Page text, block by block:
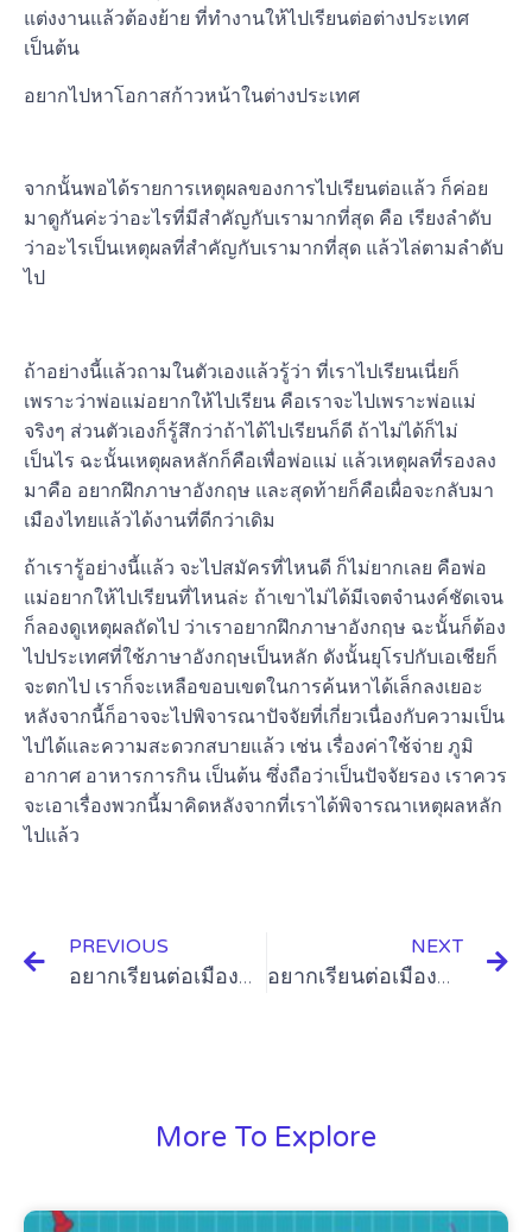
แต่งงานแล้วต้องย้าย ที่ทำงานให้ไปเรียนต่อต่างประเทศ
เป็นต้น
อยากไปหาโอกาสก้าวหน้าในต่างประเทศ
จากนั้นพอได้รายการเหตุผลของการไปเรียนต่อแล้ว ก็ค่อย
มาดูกันค่ะว่าอะไรที่มีสำคัญกับเรามากที่สุด คือ เรียงลำดับ
ว่าอะไรเป็นเหตุผลที่สำคัญกับเรามากที่สุด แล้วไล่ตามลำดับ
ไป
ถ้าอย่างนี้แล้วถามในตัวเองแล้วรู้ว่า ที่เราไปเรียนเนี่ยก็
เพราะว่าพ่อแม่อยากให้ไปเรียน คือเราจะไปเพราะพ่อแม่
จริงๆ ส่วนตัวเองก็รู้สึกว่าถ้าได้ไปเรียนก็ดี ถ้าไม่ได้ก็ไม่
เป็นไร ฉะนั้นเหตุผลหลักก็คือเพื่อพ่อแม่ แล้วเหตุผลที่รองลง
มาคือ อยากฝึกภาษาอังกฤษ และสุดท้ายก็คือเผื่อจะกลับมา
เมืองไทยแล้วได้งานที่ดีกว่าเดิม
ถ้าเรารู้อย่างนี้แล้ว จะไปสมัครที่ไหนดี ก็ไม่ยากเลย คือพ่อ
แม่อยากให้ไปเรียนที่ไหนล่ะ ถ้าเขาไม่ได้มีเจตจำนงค์ชัดเจน
ก็ลองดูเหตุผลถัดไป ว่าเราอยากฝึกภาษาอังกฤษ ฉะนั้นก็ต้อง
ไปประเทศที่ใช้ภาษาอังกฤษเป็นหลัก ดังนั้นยุโรปกับเอเชียก็
จะตกไป เราก็จะเหลือขอบเขตในการค้นหาได้เล็กลงเยอะ
หลังจากนี้ก็อาจจะไปพิจารณาปัจจัยที่เกี่ยวเนื่องกับความเป็น
ไปได้และความสะดวกสบายแล้ว เช่น เรื่องค่าใช้จ่าย ภูมิ
อากาศ อาหารการกิน เป็นต้น ซึ่งถือว่าเป็นปัจจัยรอง เราควร
จะเอาเรื่องพวกนี้มาคิดหลังจากที่เราได้พิจารณาเหตุผลหลัก
ไปแล้ว
PREVIOUS
อยากเรียนต่อเมืองนอก-สมัครที่ไหนดี
NEXT
อยากเรียนต่อเมืองนอก-เรียนที่ไหนดี
More To Explore